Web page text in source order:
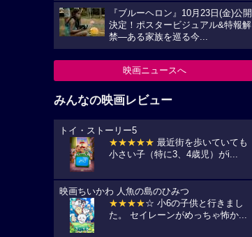
『ブルーヘロン』10月23日(金)公開
決定！ポスタービジュアル&特報解
禁―ある家族を巡る今...
映画ニュースへ
みんなの映画レビュー
トイ・ストーリー5
★★★★★ 最近街を歩いていても
小さい子（特に3、4歳児）がi...
映画ちいかわ 人魚の島のひみつ
★★★★☆ 小6の子供と行きまし
た。 セイレーンがめっちゃ怖か...